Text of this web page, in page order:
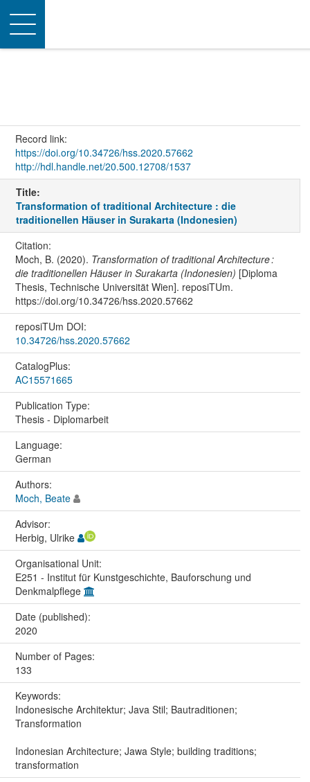
Toggle
navigation
Record link:
https://doi.org/10.34726/hss.2020.57662
http://hdl.handle.net/20.500.12708/1537
Title:
Transformation of traditional Architecture : die
traditionellen Häuser in Surakarta (Indonesien)
Citation:
Moch, B. (2020). Transformation of traditional Architecture :
die traditionellen Häuser in Surakarta (Indonesien) [Diploma
Thesis, Technische Universität Wien]. reposiTUm.
https://doi.org/10.34726/hss.2020.57662
reposiTUm DOI:
10.34726/hss.2020.57662
CatalogPlus:
AC15571665
Publication Type:
Thesis - Diplomarbeit
Language:
German
Authors:
Moch, Beate
Advisor:
Herbig, Ulrike
Organisational Unit:
E251 - Institut für Kunstgeschichte, Bauforschung und
Denkmalpflege
Date (published):
2020
Number of Pages:
133
Keywords:
Indonesische Architektur; Java Stil; Bautraditionen;
Transformation
Indonesian Architecture; Jawa Style; building traditions;
transformation